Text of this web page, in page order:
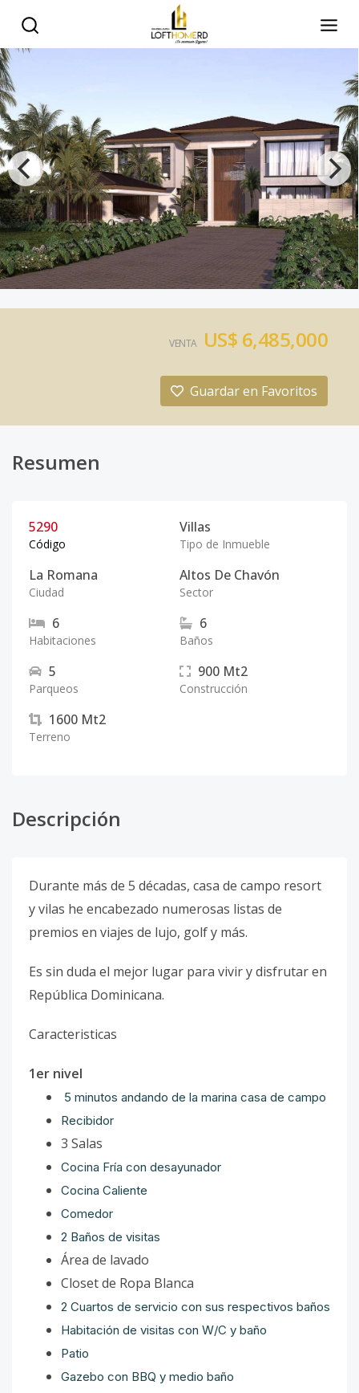
VENTA US$ 6,485,000
Guardar en Favoritos
Resumen
5290
Código
Villas
Tipo de Inmueble
La Romana
Ciudad
Altos De Chavón
Sector
6
Habitaciones
6
Baños
5
Parqueos
900 Mt2
Construcción
1600 Mt2
Terreno
Descripción
Durante más de 5 décadas, casa de campo resort
y vilas he encabezado numerosas listas de
premios en viajes de lujo, golf y más.
Es sin duda el mejor lugar para vivir y disfrutar en
República Dominicana.
Caracteristicas
1er nivel
5 minutos andando de la marina casa de campo
Recibidor
3 Salas
Cocina Fría con desayunador
Cocina Caliente
Comedor
2 Baños de visitas
Área de lavado
Closet de Ropa Blanca
2 Cuartos de servicio con sus respectivos baños
Habitación de visitas con W/C y baño
Patio
Gazebo con BBQ y medio baño